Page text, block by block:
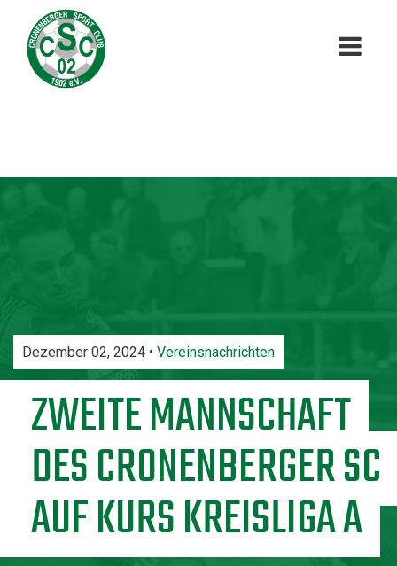
Dezember 02, 2024 • Vereinsnachrichten
ZWEITE MANNSCHAFT
DES CRONENBERGER SC
AUF KURS KREISLIGA A